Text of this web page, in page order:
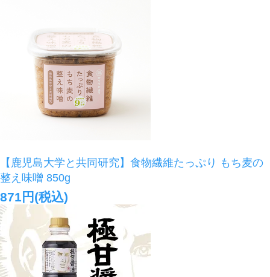
【鹿児島大学と共同研究】食物繊維たっぷり もち麦の
整え味噌 850g
871円(税込)